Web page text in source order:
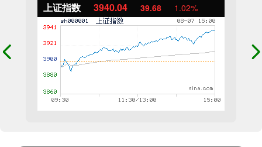
上证指数 3940.04 39.68 1.02%